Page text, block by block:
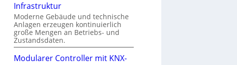
Infrastruktur
Moderne Gebäude und technische
Anlagen erzeugen kontinuierlich
große Mengen an Betriebs- und
Zustandsdaten.
Modularer Controller mit KNX-